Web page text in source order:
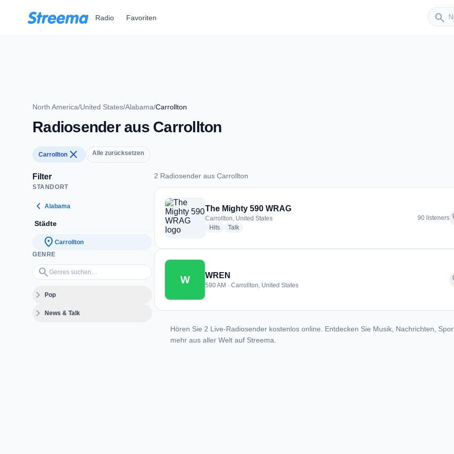
Radio Favoriten search
Sender
North America/United States/Alabama/Carrollton
Radiosender aus Carrollton
Carrollton close Alle zurücksetzen
Filter
STANDORT
chevron_left Alabama
Städte
location_on Carrollton
GENRE
search
Genres suchen…
expand_morePop
expand_moreNews & Talk
2 Radiosender aus Carrollton
2 Radiosender aus Carrollton
The Mighty 590 WRAG
Carrollton, United States
Hitsradio stations
Talkradio stations
90 listeners
W WREN
590 AM · Carrollton, United States
Hören Sie 2 Live-Radiosender kostenlos online. Entdecken Sie Musik, Nachrichten,
mehr aus aller Welt auf Streema.